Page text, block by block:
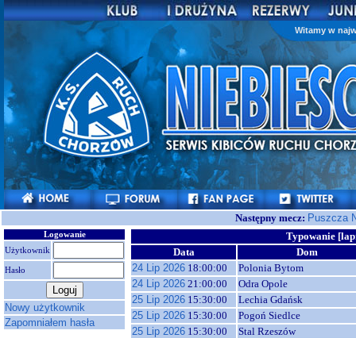
Witamy w
Następny mecz: Puszcza
Logowanie
Użytkownik
Hasło
Nowy użytkownik
Zapomniałem hasła
Typowanie
Data
Dom
24 Lip 2026 18:00:00
Polonia Bytom
24 Lip 2026 21:00:00
Odra Opole
25 Lip 2026 15:30:00
Lechia Gdańsk
25 Lip 2026 15:30:00
Pogoń Siedlce
25 Lip 2026 15:30:00
Stal Rzeszów